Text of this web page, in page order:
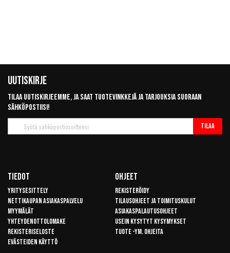
Uutiskirje
Tilaa uutiskirjeemme, ja saat tuotevinkkejä ja tarjouksia suoraan
sähköpostiisi!
uutiskirje
Tilaa
Tiedot
Yritysesittely
Nettikaupan asiakaspalvelu
Myymälät
Yhteydenottolomake
Rekisteriseloste
Evästeiden käyttö
Ohjeet
Rekisteröidy
Tilausohjeet ja toimituskulut
Asiakaspalautusohjeet
Usein kysytyt kysymykset
Tuote -ym. ohjeita